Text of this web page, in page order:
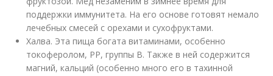
поддержки иммунитета. На его основе готовят немало
лечебных смесей с орехами и сухофруктами.
Халва. Эта пища богата витаминами, особенно
токоферолом, РР, группы В. Также в ней содержится
магний, кальций (особенно много его в тахинной